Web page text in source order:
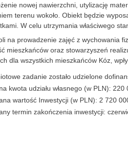
nowej nawierzchni, utylizację
terenu wokoło. Obiekt będzie
W celu utrzymania właściwego
na prowadzenie zajęć z wychowania
mieszkańców oraz stowarzyszeń
dla wszystkich mieszkańców Kóz,
zadanie zostało udzielone
kwota udziału własnego (w PLN): 220
wartość Inwestycji (w PLN): 2 720
termin zakończenia inwestycji: